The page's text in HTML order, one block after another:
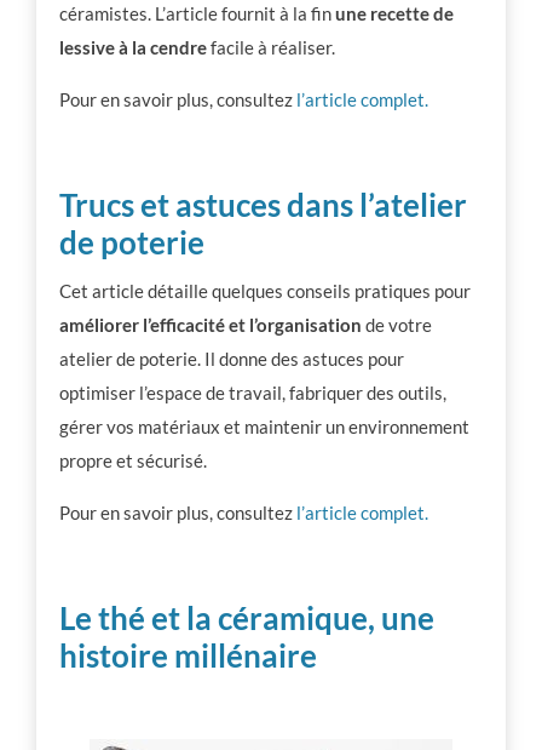
céramistes. L’article fournit à la finune recette de
lessive à la cendrefacile à réaliser.
Pour en savoir plus, consultez l’article complet.
Trucs et astuces dans l’atelier
de poterie
Cet article détaille quelques conseils pratiques pour
améliorer l’efficacité et l’organisation de votre
atelier de poterie. Il donne des astuces pour
optimiser l’espace de travail, fabriquer des outils,
gérer vos matériaux et maintenir un environnement
propre et sécurisé.
Pour en savoir plus, consultez l’article complet.
Le thé et la céramique, une
histoire millénaire